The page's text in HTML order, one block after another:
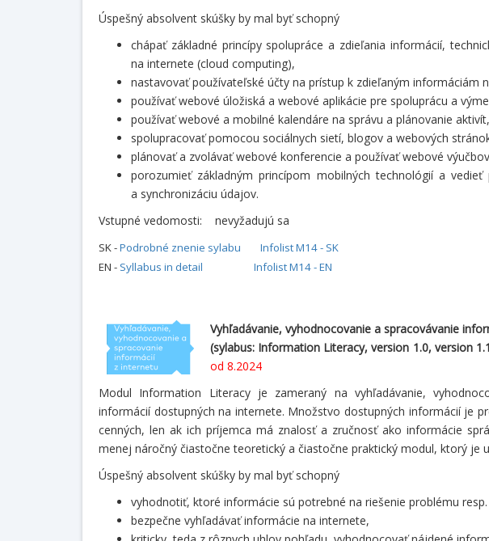
Úspešný absolvent skúšky by mal byť schopný
chápať základné princípy spolupráce a zdieľania informácií,
na internete (cloud computing),
nastavovať používateľské účty na prístup k zdieľaným informáciám
používať webové úložiská a webové aplikácie pre spoluprácu a
používať webové a mobilné kalendáre na správu a plánovanie aktivít,
spolupracovať pomocou sociálnych sietí, blogov a webových
plánovať a zvolávať webové konferencie a používať webové
porozumieť základným princípom mobilných technológií a
a synchronizáciu údajov.
Vstupné vedomosti: nevyžadujú sa
SK -Podrobné znenie sylabu
Infolist M14 - SK
EN - Syllabus in detail Infolist M14 - EN
Vyhľadávanie, vyhodnocovanie a spracovávanie
(sylabus: Information Literacy, version 1.0, version
od 8.2024
Modul Information Literacy je zameraný na vyhľadávanie,
informácií dostupných na internete. Množstvo dostupných informácií je
cenných, len ak ich príjemca má znalosť a zručnosť ako informácie
menej náročný čiastočne teoretický a čiastočne praktický modul, ktorý je
Úspešný absolvent skúšky by mal byť schopný
vyhodnotiť, ktoré informácie sú potrebné na riešenie problému
bezpečne vyhľadávať informácie na internete,